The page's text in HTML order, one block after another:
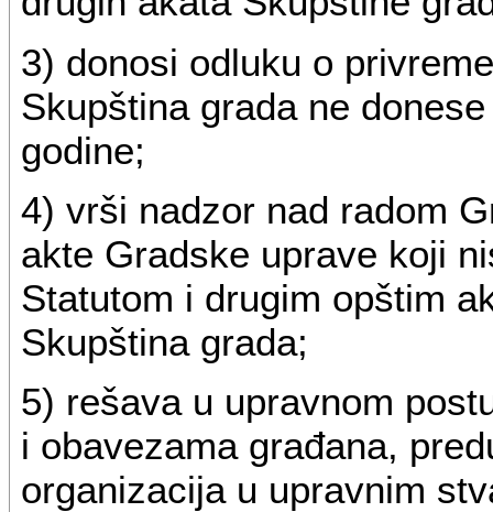
3) donosi odluku o
Skupština grada ne
godine;
4) vrši nadzor nad radom
akte Gradske uprave koji
Statutom i drugim opštim
Skupština grada;
5) rešava u upravnom
i obavezama građana,
organizacija u upravnim